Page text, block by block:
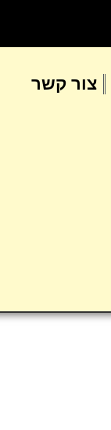
צור קשר